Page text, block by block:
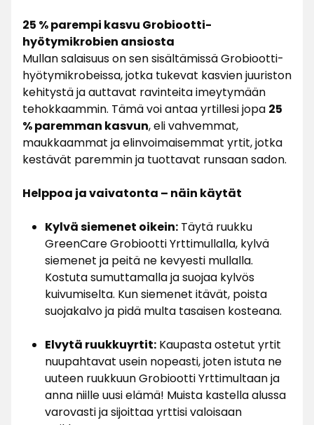
25 % parempi kasvu Grobiootti-
hyötymikrobien ansiosta
Mullan salaisuus on sen sisältämissä Grobiootti-
hyötymikrobeissa, jotka tukevat kasvien juuriston
kehitystä ja auttavat ravinteita imeytymään
tehokkaammin. Tämä voi antaa yrtillesi jopa 25
% paremman kasvun, eli vahvemmat,
maukkaammat ja elinvoimaisemmat yrtit, jotka
kestävät paremmin ja tuottavat runsaan sadon.
Helppoa ja vaivatonta – näin käytät
Kylvä siemenet oikein: Täytä ruukku
GreenCare Grobiootti Yrttimullalla, kylvä
siemenet ja peitä ne kevyesti mullalla.
Kostuta sumuttamalla ja suojaa kylvös
kuivumiselta. Kun siemenet itävät, poista
suojakalvo ja pidä multa tasaisen kosteana.
Elvytä ruukkuyrtit: Kaupasta ostetut yrtit
nuupahtavat usein nopeasti, joten istuta ne
uuteen ruukkuun Grobiootti Yrttimultaan ja
anna niille uusi elämä! Muista kastella alussa
varovasti ja sijoittaa yrttisi valoisaan